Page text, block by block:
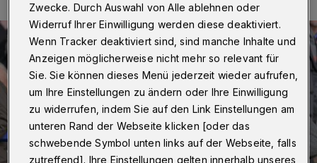
Zwecke. Durch Auswahl von Alle ablehnen oder
Widerruf Ihrer Einwilligung werden diese deaktiviert.
Wenn Tracker deaktiviert sind, sind manche Inhalte und
Anzeigen möglicherweise nicht mehr so relevant für
Sie. Sie können dieses Menü jederzeit wieder aufrufen,
um Ihre Einstellungen zu ändern oder Ihre Einwilligung
zu widerrufen, indem Sie auf den Link Einstellungen am
unteren Rand der Webseite klicken [oder das
schwebende Symbol unten links auf der Webseite, falls
zutreffend]. Ihre Einstellungen gelten innerhalb unseres